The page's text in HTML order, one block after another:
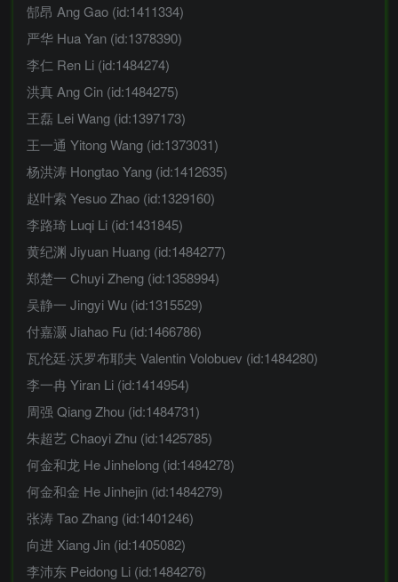
郜昂 Ang Gao (id:1411334)
严华 Hua Yan (id:1378390)
李仁 Ren Li (id:1484274)
洪真 Ang Cin (id:1484275)
王磊 Lei Wang (id:1397173)
王一通 Yitong Wang (id:1373031)
杨洪涛 Hongtao Yang (id:1412635)
赵叶索 Yesuo Zhao (id:1329160)
李路琦 Luqi Li (id:1431845)
黄纪渊 Jiyuan Huang (id:1484277)
郑楚一 Chuyi Zheng (id:1358994)
吴静一 Jingyi Wu (id:1315529)
付嘉灏 Jiahao Fu (id:1466786)
瓦伦廷·沃罗布耶夫 Valentin Volobuev (id:1484280)
李一冉 Yiran Li (id:1414954)
周强 Qiang Zhou (id:1484731)
朱超艺 Chaoyi Zhu (id:1425785)
何金和龙 He Jinhelong (id:1484278)
何金和金 He Jinhejin (id:1484279)
张涛 Tao Zhang (id:1401246)
向进 Xiang Jin (id:1405082)
李沛东 Peidong Li (id:1484276)